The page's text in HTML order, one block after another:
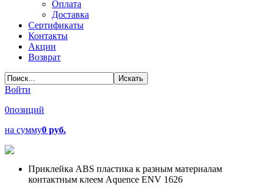
Оплата
Доставка
Сертификаты
Контакты
Акции
Возврат
Войти
0позиций
на сумму0 руб.
Приклейка ABS пластика к разным материалам
контактным клеем Aquence ENV 1626